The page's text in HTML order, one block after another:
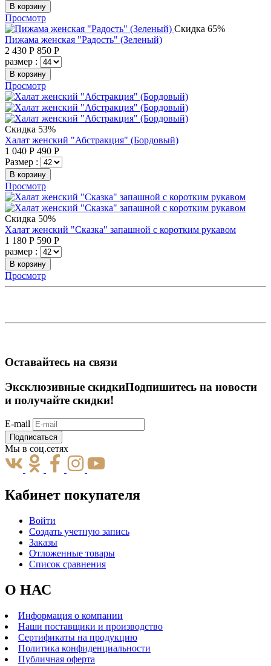
В корзину
Просмотр
Скидка 65%
Пижама женская "Радость" (Зеленый)
2 430 Р 850 Р
размер :
В корзину
Просмотр
Скидка 53%
Халат женский "Абстракция" (Бордовый)
1 040 Р 490 Р
Размер :
В корзину
Просмотр
Скидка 50%
Халат женский "Сказка" запашной с коротким рукавом
1 180 Р 590 Р
размер :
В корзину
Просмотр
Оставайтесь на связи
Эксклюзивные скидкиПодпишитесь на новости
и получайте скидки!
E-mail
Подписаться
Мы в соц.сетях
Кабинет покупателя
Войти
Создать учетную запись
Заказы
Отложенные товары
Список сравнения
О НАС
Информация о компании
Наши поставщики и производство
Сертификаты на продукцию
Политика конфиденциальности
Публичная оферта